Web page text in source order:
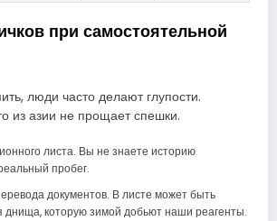
при самостоятельной
люди часто делают глупости.
из азии не прощает спешки.
листа. Вы не знаете историю
пробег.
документов. В листе может быть
днища, которую зимой добьют наши реагенты.